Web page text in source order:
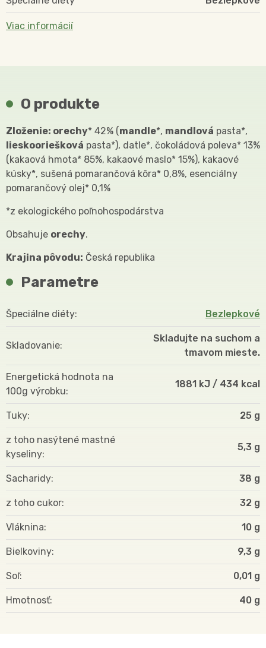
Viac informácií
O produkte
Zloženie: orechy* 42% (mandle*, mandlová pasta*,
lieskooriešková pasta*), datle*, čokoládová poleva* 13%
(kakaová hmota* 85%, kakaové maslo* 15%), kakaové
kúsky*, sušená pomarančová kôra* 0,8%, esenciálny
pomarančový olej* 0,1%
*z ekologického poľnohospodárstva
Obsahuje orechy.
Krajina pôvodu: Česká republika
Parametre
Špeciálne diéty Bezlepkové
Skladovanie
Skladujte na suchom a
tmavom mieste.
Energetická hodnota na
100g výrobku
1881 kJ / 434 kcal
Tuky 25 g
z toho nasýtené mastné
kyseliny
5,3 g
Sacharidy 38 g
z toho cukor 32 g
Vláknina 10 g
Bielkoviny 9,3 g
Soľ 0,01 g
Hmotnosť 40